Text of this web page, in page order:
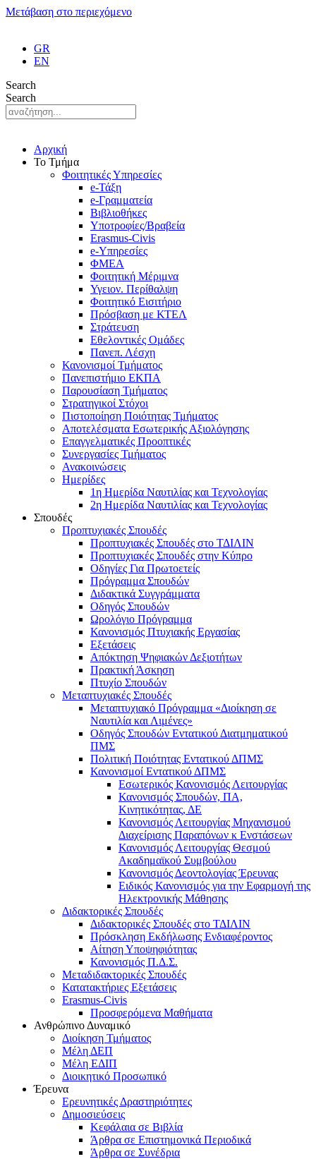
Μετάβαση στο περιεχόμενο
GR
EN
Search
Search
Αρχική
Το Τμήμα
Φοιτητικές Υπηρεσίες
e-Τάξη
e-Γραμματεία
Βιβλιοθήκες
Υποτροφίες/Βραβεία
Erasmus-Civis
e-Υπηρεσίες
ΦΜΕΑ
Φοιτητική Μέριμνα
Υγειον. Περίθαλψη
Φοιτητικό Εισιτήριο
Πρόσβαση με ΚΤΕΛ
Στράτευση
Εθελοντικές Ομάδες
Πανεπ. Λέσχη
Κανονισμοί Τμήματος
Πανεπιστήμιο ΕΚΠΑ
Παρουσίαση Τμήματος
Στρατηγικοί Στόχοι
Πιστοποίηση Ποιότητας Τμήματος
Αποτελέσματα Εσωτερικής Αξιολόγησης
Επαγγελματικές Προοπτικές
Συνεργασίες Τμήματος
Ανακοινώσεις
Ημερίδες
1η Ημερίδα Ναυτιλίας και Τεχνολογίας
2η Ημερίδα Ναυτιλίας και Τεχνολογίας
Σπουδές
Προπτυχιακές Σπουδές
Προπτυχιακές Σπουδές στο ΤΔΙΛΙΝ
Προπτυχιακές Σπουδές στην Κύπρο
Οδηγίες Για Πρωτοετείς
Πρόγραμμα Σπουδών
Διδακτικά Συγγράμματα
Οδηγός Σπουδών
Ωρολόγιο Πρόγραμμα
Κανονισμός Πτυχιακής Εργασίας
Εξετάσεις
Απόκτηση Ψηφιακών Δεξιοτήτων
Πρακτική Άσκηση
Πτυχίο Σπουδών
Μεταπτυχιακές Σπουδές
Μεταπτυχιακό Πρόγραμμα «Διοίκηση σε
Ναυτιλία και Λιμένες»
Οδηγός Σπουδών Εντατικού Διατμηματικού
ΠΜΣ
Πολιτική Ποιότητας Εντατικού ΔΠΜΣ
Κανονισμοί Εντατικού ΔΠΜΣ
Εσωτερικός Κανονισμός Λειτουργίας
Κανονισμός Σπουδών, ΠΑ,
Κινητικότητας, ΔΕ
Κανονισμός Λειτουργίας Μηχανισμού
Διαχείρισης Παραπόνων κ Ενστάσεων
Κανονισμός Λειτουργίας Θεσμού
Ακαδημαϊκού Συμβούλου
Κανονισμός Δεοντολογίας Έρευνας
Ειδικός Κανονισμός για την Εφαρμογή της
Ηλεκτρονικής Μάθησης
Διδακτορικές Σπουδές
Διδακτορικές Σπουδές στο ΤΔΙΛΙΝ
Πρόσκληση Εκδήλωσης Ενδιαφέροντος
Αίτηση Υποψηφιότητας
Κανονισμός Π.Δ.Σ.
Μεταδιδακτορικές Σπουδές
Κατατακτήριες Εξετάσεις
Erasmus-Civis
Προσφερόμενα Μαθήματα
Ανθρώπινο Δυναμικό
Διοίκηση Τμήματος
Μέλη ΔΕΠ
Μέλη ΕΔΙΠ
Διοικητικό Προσωπικό
Έρευνα
Ερευνητικές Δραστηριότητες
Δημοσιεύσεις
Κεφάλαια σε Βιβλία
Άρθρα σε Επιστημονικά Περιοδικά
Άρθρα σε Συνέδρια